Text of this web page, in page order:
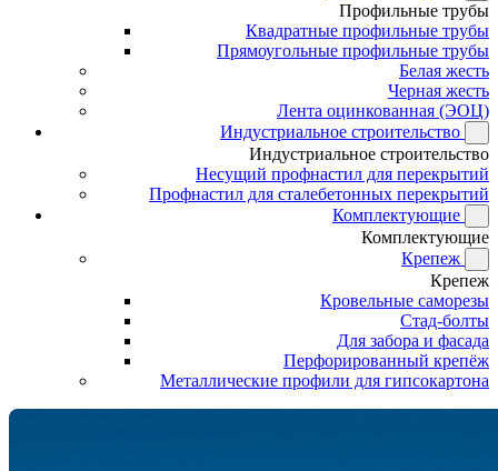
Профильные трубы
Квадратные профильные трубы
Прямоугольные профильные трубы
Белая жесть
Черная жесть
Лента оцинкованная (ЭОЦ)
Индустриальное строительство
Индустриальное строительство
Несущий профнастил для перекрытий
Профнастил для сталебетонных перекрытий
Комплектующие
Комплектующие
Крепеж
Крепеж
Кровельные саморезы
Стад-болты
Для забора и фасада
Перфорированный крепёж
Металлические профили для гипсокартона